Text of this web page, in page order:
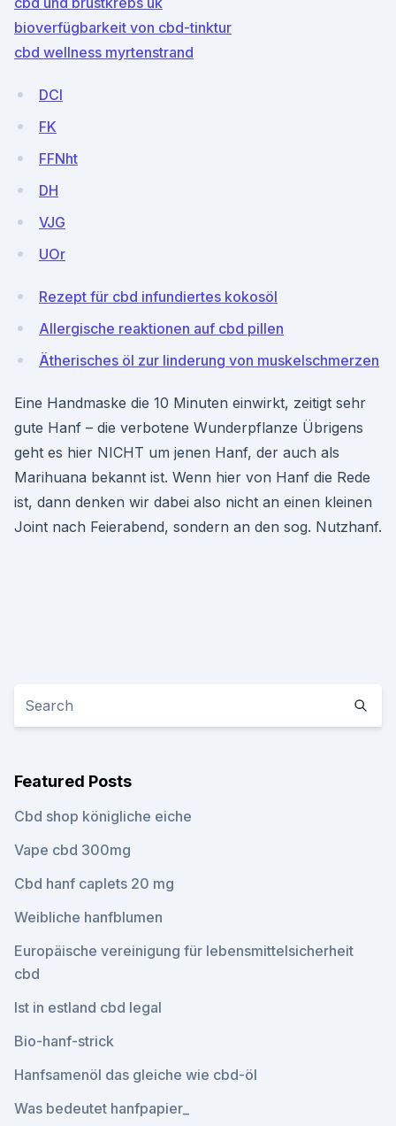
bioverfügbarkeit von cbd-tinktur
cbd wellness myrtenstrand
DCI
FK
FFNht
DH
VJG
UOr
Rezept für cbd infundiertes kokosöl
Allergische reaktionen auf cbd pillen
Ätherisches öl zur linderung von muskelschmerzen
Eine Handmaske die 10 Minuten einwirkt, zeitigt sehr
gute Hanf – die verbotene Wunderpflanze Übrigens
geht es hier NICHT um jenen Hanf, der auch als
Marihuana bekannt ist. Wenn hier von Hanf die Rede
ist, dann denken wir dabei also nicht an einen kleinen
Joint nach Feierabend, sondern an den sog. Nutzhanf.
Featured Posts
Cbd shop königliche eiche
Vape cbd 300mg
Cbd hanf caplets 20 mg
Weibliche hanfblumen
Europäische vereinigung für lebensmittelsicherheit
cbd
Ist in estland cbd legal
Bio-hanf-strick
Hanfsamenöl das gleiche wie cbd-öl
Was bedeutet hanfpapier_